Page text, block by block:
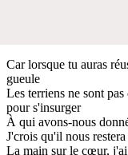
Car lorsque tu auras
gueule
Les terriens ne sont
pour s'insurger
À qui avons-nous
J'crois qu'il nous
La main sur le cœur,